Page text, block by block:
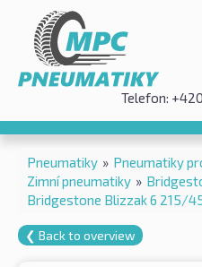
Telefon:
Pneumatiky » Pneumatiky
Zimní pneumatiky »
Bridgestone Blizzak 6 215/
❮ Back to overview